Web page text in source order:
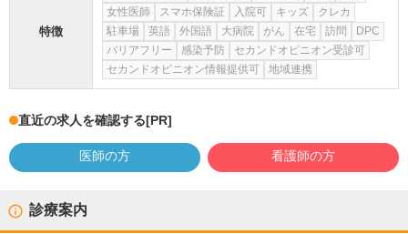
特徴
女性医師
スマホ保険証 入院可 キッズ
クレカ
駐車場
英語 外国語 大病院 がん 在宅 訪問
DPC
バリアフリー
感染予防
セカンドオピニオン受診可
セカンドオピニオン情報提供可
地域連携
直近の求人を確認する[PR]
医師の方 看護師の方
診療案内